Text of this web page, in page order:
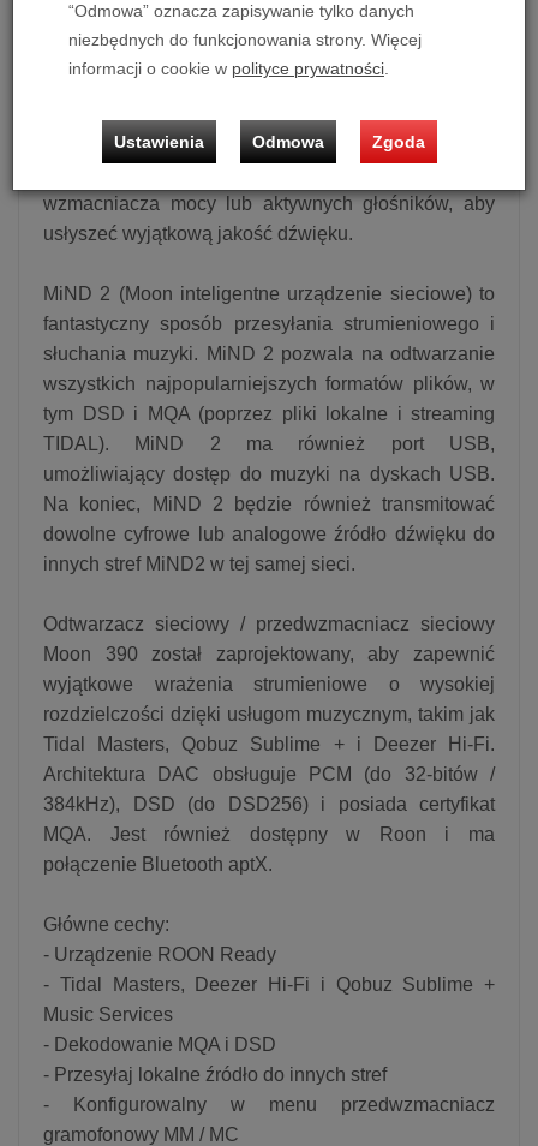
Odtwarzacz sieciowy / przedwzmacniacz sieciowy
Moon 390 oferuje kompletne, wysokiej klasy
rozwiązanie odsłuchowe. Wyposażony w DAC,
i transmisję sieciową, jest to naprawdę elastyczny
wzmacniacza mocy lub aktywnych głośników, aby
usłyszeć wyjątkową jakość dźwięku.
MiND 2 (Moon inteligentne urządzenie sieciowe) to
fantastyczny sposób przesyłania strumieniowego i
słuchania muzyki. MiND 2 pozwala na odtwarzanie
wszystkich najpopularniejszych formatów plików, w
tym DSD i MQA (poprzez pliki lokalne i streaming
TIDAL). MiND 2 ma również port USB,
umożliwiający dostęp do muzyki na dyskach USB.
Na koniec, MiND 2 będzie również transmitować
dowolne cyfrowe lub analogowe źródło dźwięku do
innych stref MiND2 w tej samej sieci.
Odtwarzacz sieciowy / przedwzmacniacz sieciowy
Moon 390 został zaprojektowany, aby zapewnić
wyjątkowe wrażenia strumieniowe o wysokiej
rozdzielczości dzięki usługom muzycznym, takim jak
Tidal Masters, Qobuz Sublime + i Deezer Hi-Fi.
Architektura DAC obsługuje PCM (do 32-bitów /
384kHz), DSD (do DSD256) i posiada certyfikat
MQA. Jest również dostępny w Roon i ma
połączenie Bluetooth aptX.
Główne cechy:
- Urządzenie ROON Ready
- Tidal Masters, Deezer Hi-Fi i Qobuz Sublime +
Music Services
- Dekodowanie MQA i DSD
- Przesyłaj lokalne źródło do innych stref
- Konfigurowalny w menu przedwzmacniacz
gramofonowy MM / MC
“Odmowa” oznacza zapisywanie tylko danych
niezbędnych do funkcjonowania strony. Więcej
informacji o cookie w polityce prywatności
Ustawienia Odmowa Zgoda